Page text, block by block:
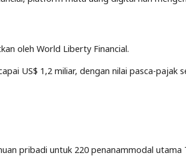
oleh World Liberty Financial.
US$ 1,2 miliar, dengan nilai pasca-pajak
pribadi untuk 220 penanammodal utama